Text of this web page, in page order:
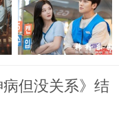
但没关系》结